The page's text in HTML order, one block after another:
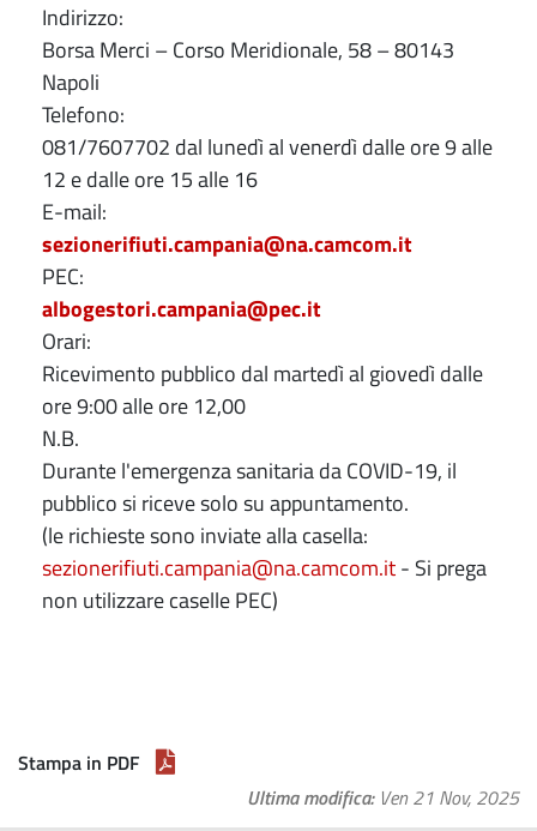
Indirizzo:
Borsa Merci – Corso Meridionale, 58 – 80143
Napoli
Telefono:
081/7607702 dal lunedì al venerdì dalle ore 9 alle
12 e dalle ore 15 alle 16
E-mail:
sezionerifiuti.campania@na.camcom.it
PEC:
albogestori.campania@pec.it
Orari:
Ricevimento pubblico dal martedì al giovedì dalle
ore 9:00 alle ore 12,00
N.B.
Durante l'emergenza sanitaria da COVID-19, il
pubblico si riceve solo su appuntamento.
(le richieste sono inviate alla casella:
sezionerifiuti.campania@na.camcom.it- Si prega
non utilizzare caselle PEC)
Stampa in PDF
Ultima modifica Ven 21 Nov, 2025